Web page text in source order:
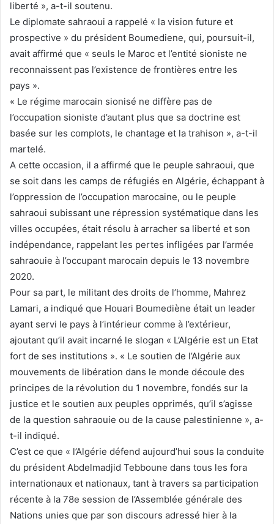
liberté », a-t-il soutenu.
Le diplomate sahraoui a rappelé « la vision future et
prospective » du président Boumediene, qui, poursuit-il,
avait affirmé que « seuls le Maroc et l’entité sioniste ne
reconnaissent pas l’existence de frontières entre les
pays ».
« Le régime marocain sionisé ne diffère pas de
l’occupation sioniste d’autant plus que sa doctrine est
basée sur les complots, le chantage et la trahison », a-t-il
martelé.
A cette occasion, il a affirmé que le peuple sahraoui, que
se soit dans les camps de réfugiés en Algérie, échappant à
l’oppression de l’occupation marocaine, ou le peuple
sahraoui subissant une répression systématique dans les
villes occupées, était résolu à arracher sa liberté et son
indépendance, rappelant les pertes infligées par l’armée
sahraouie à l’occupant marocain depuis le 13 novembre
2020.
Pour sa part, le militant des droits de l’homme, Mahrez
Lamari, a indiqué que Houari Boumediène était un leader
ayant servi le pays à l’intérieur comme à l’extérieur,
ajoutant qu’il avait incarné le slogan « L’Algérie est un Etat
fort de ses institutions ». « Le soutien de l’Algérie aux
mouvements de libération dans le monde découle des
principes de la révolution du 1 novembre, fondés sur la
justice et le soutien aux peuples opprimés, qu’il s’agisse
de la question sahraouie ou de la cause palestinienne », a-
t-il indiqué.
C’est ce que « l’Algérie défend aujourd’hui sous la conduite
du président Abdelmadjid Tebboune dans tous les fora
internationaux et nationaux, tant à travers sa participation
récente à la 78e session de l’Assemblée générale des
Nations unies que par son discours adressé hier à la